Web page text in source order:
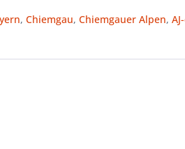
,Chiemgau,Chiemgauer Alpen,